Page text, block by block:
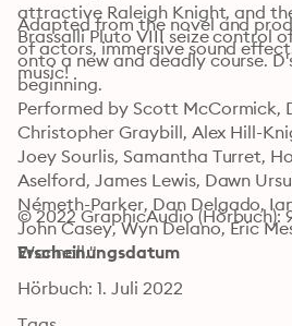
attractive Raleigh Knight, and
Brassalli Pluto VIII seize control
onto a new and deadly course.
beginning.
Adapted from the novel and
of actors, immersive sound
music!
Performed by Scott McCormick,
Christopher Graybill, Alex Hill-
Joey Sourlis, Samantha Turret,
Aselford, James Lewis, Dawn
Németh-Parker, Dan Delgado,
John Casey, Wyn Delano, Eric
Wannall."
© 2022 GraphicAudio (Hörbuch):
Erscheinungsdatum
Hörbuch: 1. Juli 2022